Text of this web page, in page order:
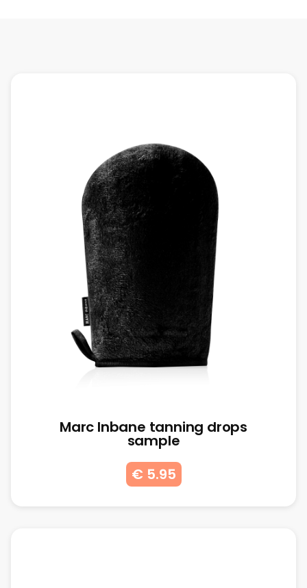
Marc Inbane tanning drops
sample
€ 5.95